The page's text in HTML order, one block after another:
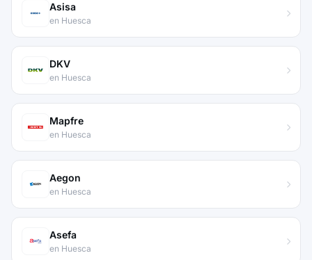
Asisa
en Huesca
DKV
en Huesca
Mapfre
en Huesca
Aegon
en Huesca
Asefa
en Huesca